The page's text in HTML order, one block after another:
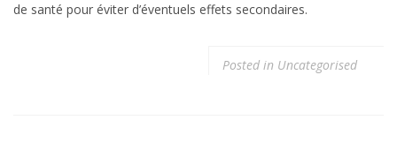
de santé pour éviter d’éventuels effets secondaires.
Posted in Uncategorised